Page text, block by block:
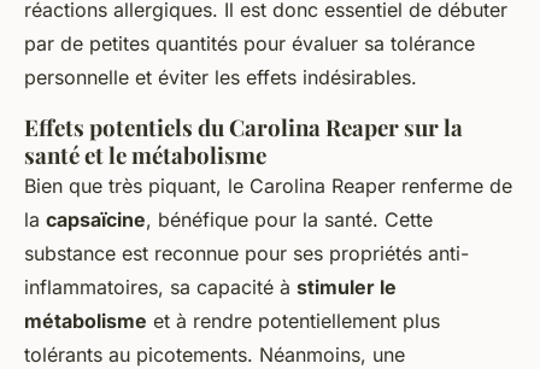
réactions allergiques. Il est donc essentiel de débuter
par de petites quantités pour évaluer sa tolérance
personnelle et éviter les effets indésirables.
Effets potentiels du Carolina Reaper sur la
santé et le métabolisme
Bien que très piquant, le Carolina Reaper renferme de
la capsaïcine, bénéfique pour la santé. Cette
substance est reconnue pour ses propriétés anti-
inflammatoires, sa capacité à stimuler le
métabolisme et à rendre potentiellement plus
tolérants au picotements. Néanmoins, une